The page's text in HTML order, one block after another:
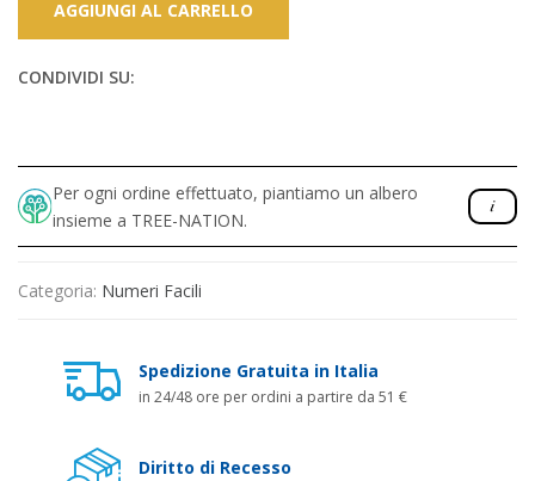
AGGIUNGI AL CARRELLO
CONDIVIDI SU:
Per ogni ordine effettuato, piantiamo un albero
insieme a TREE-NATION.
Categoria: Numeri Facili
Spedizione Gratuita in Italia
in 24/48 ore per ordini a partire da 51 €
Diritto di Recesso